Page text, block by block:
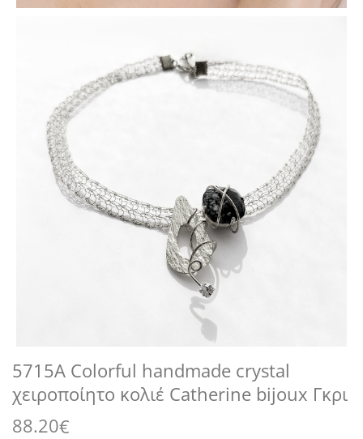
5715A Colorful handmade crystal
χειροποίητο κολιέ Catherine bijoux Γκρι
88.20€